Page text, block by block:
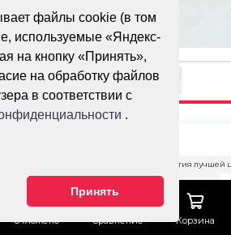
файлы cookie (в том
используемые «Яндекс-
на кнопку «Принять»,
на обработку файлов
в соответствии с
.
Принять
Отложено Сравнение Корзина
СБОРЕ
Гарантия лучшей
Тех. поддержка